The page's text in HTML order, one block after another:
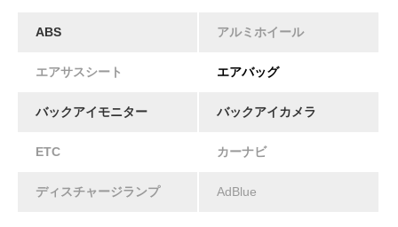
ABS アルミホイール
エアサスシート エアバッグ
バックアイモニター バックアイカメラ
ETC カーナビ
ディスチャージランプ AdBlue